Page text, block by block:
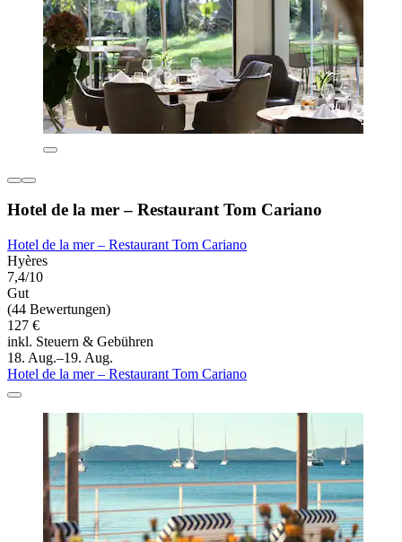
Hotel de la mer – Restaurant Tom Cariano
Hotel de la mer – Restaurant Tom Cariano
Hyères
7,4/10
Gut
(44 Bewertungen)
127 €
inkl. Steuern & Gebühren
18. Aug.–19. Aug.
Hotel de la mer – Restaurant Tom Cariano